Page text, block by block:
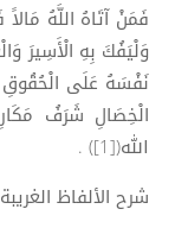
فَمَنْ آتَاهُ اللَّهُ
وَلْيَفُكَ بِهِ الْأَسِيرَ
نَفْسَهُ عَلَى الْحُقُوقِ
الْخِصَالِ شَرَفُ
الله([1]) .
شرح الألفاظ